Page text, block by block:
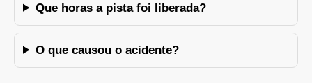
Que horas a pista foi liberada?
O que causou o acidente?